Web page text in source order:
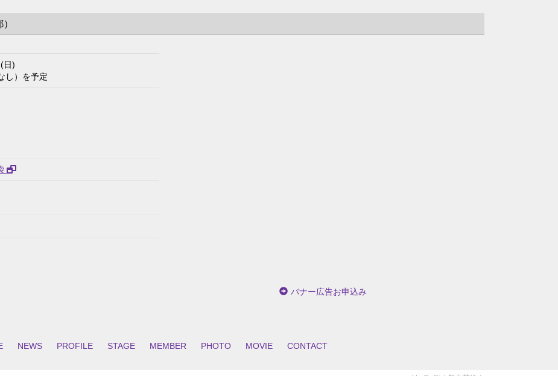
日)
し）を予定
バナー広告お申込み
NEWS PROFILE STAGE MEMBER PHOTO MOVIE CONTACT